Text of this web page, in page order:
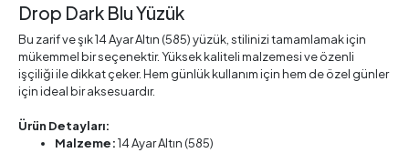
Drop Dark Blu Yüzük
Bu zarif ve şık 14 Ayar Altın (585) yüzük, stilinizi tamamlamak için
mükemmel bir seçenektir. Yüksek kaliteli malzemesi ve özenli
işçiliği ile dikkat çeker. Hem günlük kullanım için hem de özel günler
için ideal bir aksesuardır.
Ürün Detayları:
Malzeme:14 Ayar Altın (585)